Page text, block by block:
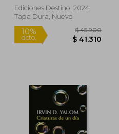
Ediciones Destino, 2024,
Tapa Dura, Nuevo